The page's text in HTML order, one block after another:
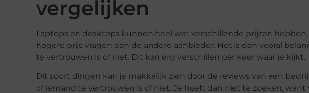
vergelijken
Laptops en desktops kunnen heel wat verschillende prijzen
hogere prijs vragen dan de andere aanbieder. Het is dan vooral
te vertrouwen is of niet. Dit kan erg verschillen per keer waar je kijkt.
Dit soort dingen kan je makkelijk zien door de reviews van een
of iemand te vertrouwen is of niet. Je hoeft dan niet te zoeken, want